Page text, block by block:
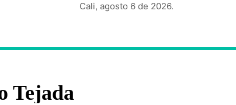
Cali, agosto 6 de 2026.
Tejada